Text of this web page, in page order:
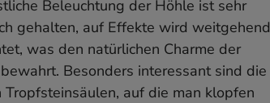
Beleuchtung der Höhle ist sehr
gehalten, auf Effekte wird weitgehend
was den natürlichen Charme der
Besonders interessant sind die
Tropfsteinsäulen, auf die man klopfen